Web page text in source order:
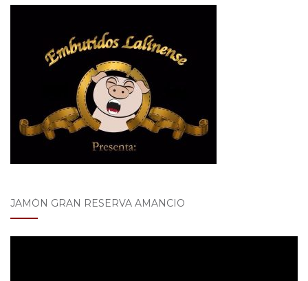
JAMÓN GRAN RESERVA AMANCIO